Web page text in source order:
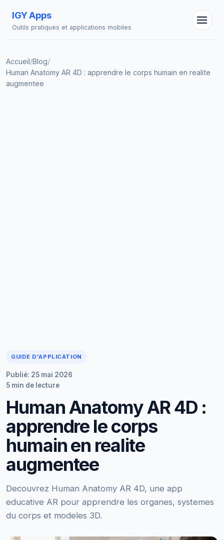
IGY Apps
Outils pratiques et applications mobiles
Accueil/Blog/
Human Anatomy AR 4D : apprendre le corps humain en realite
augmentee
GUIDE D'APPLICATION
Publié: 25 mai 2026
5 min de lecture
Human Anatomy AR 4D :
apprendre le corps
humain en realite
augmentee
Decouvrez Human Anatomy AR 4D, une app
educative AR pour apprendre les organes, systemes
du corps et modeles 3D.
Assistant IGY